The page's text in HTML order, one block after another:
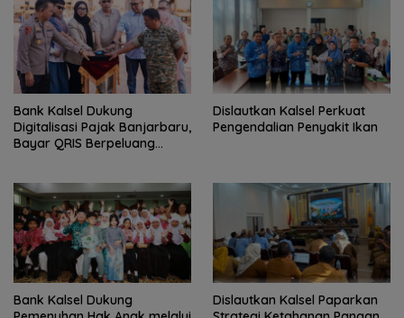
Bank Kalsel Dukung
Digitalisasi Pajak Banjarbaru,
Bayar QRIS Berpeluang
Dislautkan Kalsel Perkuat
Pengendalian Penyakit Ikan
Bank Kalsel Dukung
Dislautkan Kalsel Paparkan